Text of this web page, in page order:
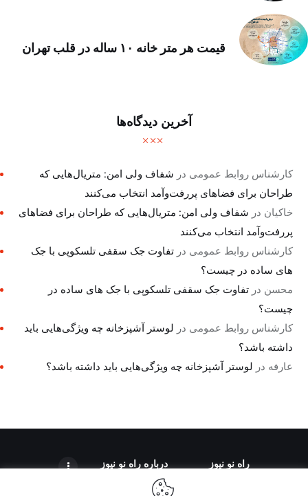
قیمت هر متر خانه ۱۰ ساله در قلب تهران
آخرین دیدگاه‌ها
کارشناس روابط عمومی در شفاف ولی امن: متریال‌هایی که
طراحان برای فضاهای پررفت‌وآمد انتخاب می‌کنند
خاکیان در شفاف ولی امن: متریال‌هایی که طراحان برای فضاهای
پررفت‌وآمد انتخاب می‌کنند
کارشناس روابط عمومی درتفاوت جک سقفی تلسکوپی با جک
های ساده در چیست؟
محسن درتفاوت جک سقفی تلسکوپی با جک های ساده در
چیست؟
کارشناس روابط عمومی در لوستر آشپزخانه چه ویژگی‌هایی باید
داشته باشد؟
عارفه در لوستر آشپزخانه چه ویژگی‌هایی باید داشته باشد؟
راه نو نیوز درباره راه‌ نو نیوز